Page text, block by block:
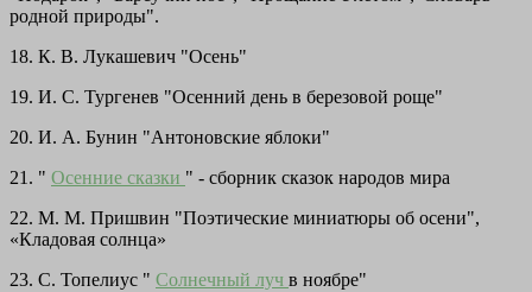
родной природы".
18. К. В. Лукашевич "Осень"
19. И. С. Тургенев "Осенний день в березовой роще"
20. И. А. Бунин "Антоновские яблоки"
21. " Осенние сказки " - сборник сказок народов мира
22. М. М. Пришвин "Поэтические миниатюры об осени",
«Кладовая солнца»
23. С. Топелиус " Солнечный луч в ноябре"